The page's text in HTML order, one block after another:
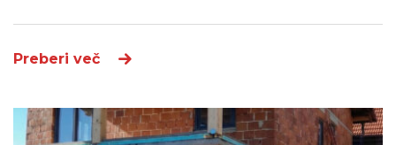
Preberi več